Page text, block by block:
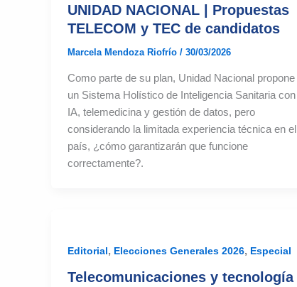
UNIDAD NACIONAL | Propuestas
TELECOM y TEC de candidatos
Marcela Mendoza Riofrío / 30/03/2026
Como parte de su plan, Unidad Nacional propone
un Sistema Holístico de Inteligencia Sanitaria con
IA, telemedicina y gestión de datos, pero
considerando la limitada experiencia técnica en el
país, ¿cómo garantizarán que funcione
correctamente?.
Editorial, Elecciones Generales 2026, Especial
Telecomunicaciones y tecnología